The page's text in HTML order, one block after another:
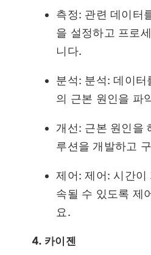
측정: 관련 데이터
을 설정하고 프로
니다.
분석: 분석: 데이터
의 근본 원인을 파
개선: 근본 원인을
루션을 개발하고
제어: 제어: 시간이
속될 수 있도록 제
요.
4. 카이젠